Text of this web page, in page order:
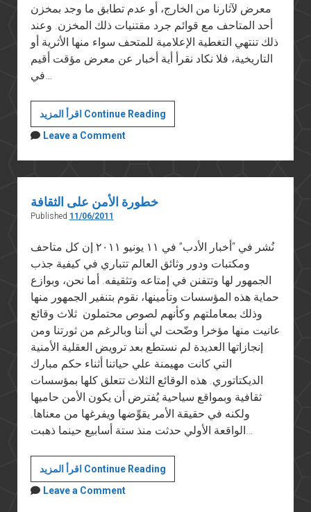
معرض لآثارنا من الخارج، أو عدم تطابق ما وجد بمخزن
أحد المتاحف مع قوائم جرد مقتنيات ذلك المخزن. وعند
ذلك تنتهي التغطية الإعلامية للمتحف سواء منها الأثرية أو
التاريخية، فلا نكاد نقرأ أية أخبار عن معرض مؤقت أقيم
في…
اقرأ المزيد Continue Readingمشكلة
المتاحف
Leave a Comment
خطورة الأمن على الثقافة
Published 11/06/2011
نُشر في “أخبار الأدب” في ١١ يونيو ٢٠١١ إن كل متاحف
ومكتبات ودور وثائق العالم تتباري في كيفية جذب
الجمهور لها وتتفنن في إمتاعه وتثقيفه. أما نحن، وبوازع
حماية هذه المؤسسات وتأمينها، نقوم بتنفير الجمهور منها
وذلك بمعاملتهم وكأنهم لصوص محتملون ثلاث وقائع
عانيت منها مؤخرا وضّحت لي أننا وبالرغم من ثورتنا ومن
إنجازاتها العديدة لم نستطع بعد ترويض العقلية الأمنية
التي كانت مهيمنة علي حياتنا أثناء حكم مبارك
الديكتاتوري. هذه الوقائع الثلاث تتعلق كلها بمؤسسات
ثقافية وبمواقع سياحية يُفترض أن يكون الأمن حاميها
ولكنه في حقيقة الأمر يقوِّضها ويفرغها من معناها.
الواقعة الأولي حدثت منذ ستة أسابيع حينما ذهبت…
اقرأ المزيد Continue Readingخطورة
الأمن
Leave a Comment